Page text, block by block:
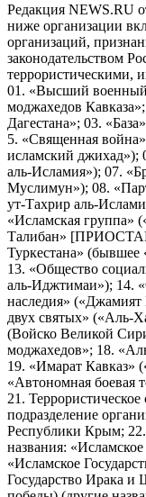
Редакция NEWS.RU
ниже организации
организаций,
законодательством
террористическими,
01. «Высший
моджахедов
Дагестана»; 03.
5. «Священная
исламский джихад»);
аль-Исламия»); 07.
Муслимун»); 08.
ут-Тахрир аль-
«Исламская группа»
Талибан»
Туркестана» (бывшее
13. «Общество
аль-Иджтимаи»); 14.
наследия»
двух святых»
(Войско Великой
моджахедов»; 18.
19. «Имарат Кавказ»
«Автономная боевая
21.
подразделение
Республики Крым; 22.
названия:
«Исламское
Государство Ирака